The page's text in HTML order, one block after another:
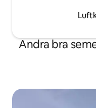
Andra bra